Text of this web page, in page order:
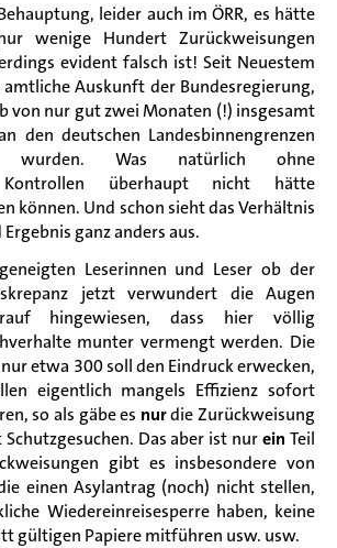
leider auch im ÖRR, es hätte
wenige Hundert Zurückweisungen
evident falsch ist! Seit Neuestem
Auskunft der Bundesregierung,
von nur gut zwei Monaten (!) insgesamt
den deutschen Landesbinnengrenzen
wurden. Was natürlich ohne
Kontrollen überhaupt nicht hätte
können. Und schon sieht das Verhältnis
ganz anders aus.
Leserinnen und Leser ob der
jetzt verwundert die Augen
hingewiesen, dass hier völlig
munter vermengt werden. Die
etwa 300 soll den Eindruck erwecken,
eigentlich mangels Effizienz sofort
so als gäbe es nurdie Zurückweisung
Das aber ist nurein Teil
gibt es insbesondere von
einen Asylantrag (noch) nicht stellen,
Wiedereinreisesperre haben, keine
gültigen Papiere mitführen usw. usw.